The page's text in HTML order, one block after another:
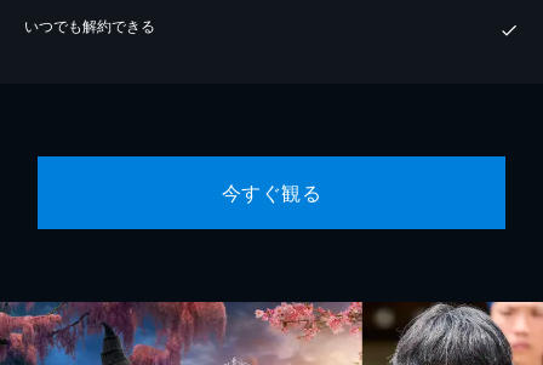
いつでも解約できる
今すぐ観る